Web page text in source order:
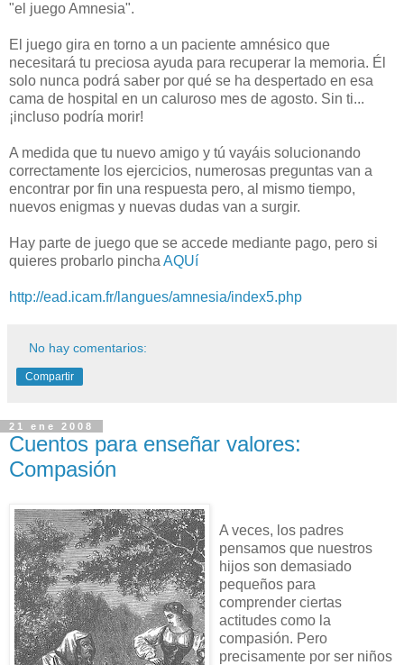
"el juego Amnesia".
El juego gira en torno a un paciente amnésico que
necesitará tu preciosa ayuda para recuperar la memoria. Él
solo nunca podrá saber por qué se ha despertado en esa
cama de hospital en un caluroso mes de agosto. Sin ti...
¡incluso podría morir!
A medida que tu nuevo amigo y tú vayáis solucionando
correctamente los ejercicios, numerosas preguntas van a
encontrar por fin una respuesta pero, al mismo tiempo,
nuevos enigmas y nuevas dudas van a surgir.
Hay parte de juego que se accede mediante pago, pero si
quieres probarlo pincha AQUí
http://ead.icam.fr/langues/amnesia/index5.php
No hay comentarios:
Compartir
21 ene 2008
Cuentos para enseñar valores:
Compasión
A veces, los padres
pensamos que nuestros
hijos son demasiado
pequeños para
comprender ciertas
actitudes como la
compasión. Pero
precisamente por ser niños